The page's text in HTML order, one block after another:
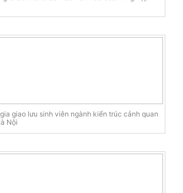
giao lưu sinh viên ngành kiến trúc cảnh quan
Nội